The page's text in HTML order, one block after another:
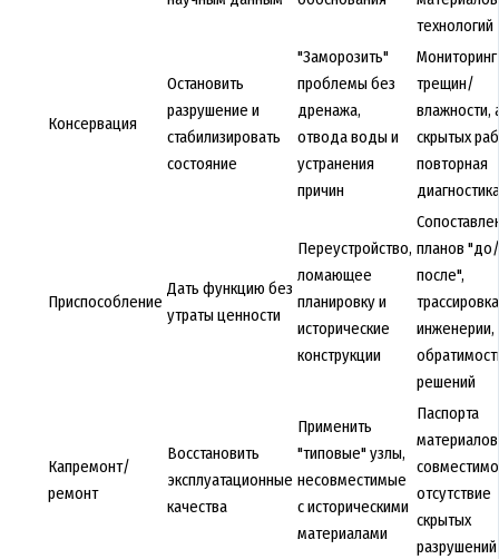
технологий
Консервация
Остановить
разрушение и
стабилизировать
состояние
"Заморозить"
проблемы без
дренажа,
отвода воды и
устранения
причин
Мониторинг
трещин/
влажности,
скрытых
повторная
диагностика
Приспособление
Дать функцию без
утраты ценности
Переустройство,
ломающее
планировку и
исторические
конструкции
планов "до/
после",
трассировка
инженерии,
решений
Капремонт/
ремонт
Восстановить
эксплуатационные
качества
Применить
"типовые" узлы,
несовместимые
с историческими
материалами
Паспорта
отсутствие
скрытых
разрушений